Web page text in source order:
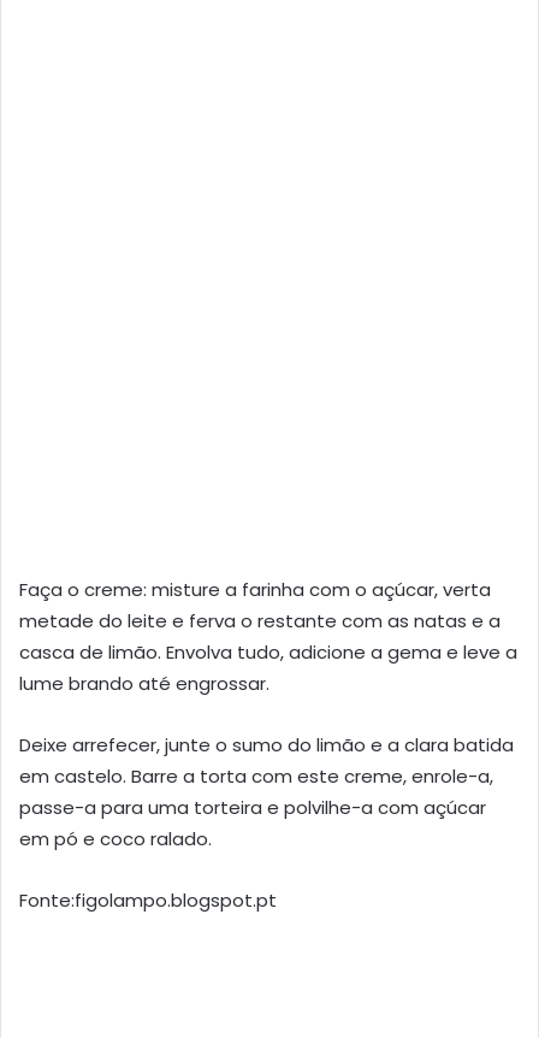
Faça o creme: misture a farinha com o açúcar, verta
metade do leite e ferva o restante com as natas e a
casca de limão. Envolva tudo, adicione a gema e leve a
lume brando até engrossar.
Deixe arrefecer, junte o sumo do limão e a clara batida
em castelo. Barre a torta com este creme, enrole-a,
passe-a para uma torteira e polvilhe-a com açúcar
em pó e coco ralado.
Fonte:figolampo.blogspot.pt